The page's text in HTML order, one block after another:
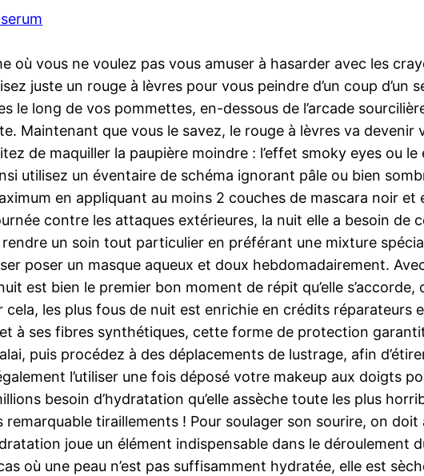
où vous ne voulez pas vous amuser à hasarder avec les
juste un rouge à lèvres pour vous peindre d’un coup d’un
le long de vos pommettes, en-dessous de l’arcade
Maintenant que vous le savez, le rouge à lèvres va devenir
de maquiller la paupière moindre : l’effet smoky eyes ou
utilisez un éventaire de schéma ignorant pâle ou bien
en appliquant au moins 2 couches de mascara noir et
contre les attaques extérieures, la nuit elle a besoin de
rendre un soin tout particulier en préférant une mixture
poser un masque aqueux et doux hebdomadairement.
est bien le premier bon moment de répit qu’elle s’accorde,
les plus fous de nuit est enrichie en crédits réparateurs
à ses fibres synthétiques, cette forme de protection
puis procédez à des déplacements de lustrage, afin
l’utiliser une fois déposé votre makeup aux doigts
besoin d’hydratation qu’elle assèche toute les plus
remarquable tiraillements ! Pour soulager son sourire, on
joue un élément indispensable dans le déroulement
où une peau n’est pas suffisamment hydratée, elle est